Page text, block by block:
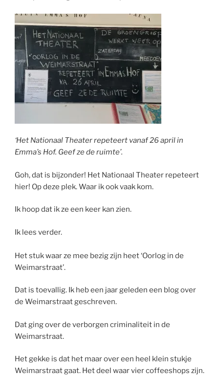
‘Het Nationaal Theater repeteert vanaf 26 april in
Emma’s Hof. Geef ze de ruimte’.
Goh, dat is bijzonder! Het Nationaal Theater repeteert
hier! Op deze plek. Waar ik ook vaak kom.
Ik hoop dat ik ze een keer kan zien.
Ik lees verder.
Het stuk waar ze mee bezig zijn heet ‘Oorlog in de
Weimarstraat’.
Dat is toevallig. Ik heb een jaar geleden een blog over
de Weimarstraat geschreven.
Dat ging over de verborgen criminaliteit in de
Weimarstraat.
Het gekke is dat het maar over een heel klein stukje
Weimarstraat gaat. Het deel waar vier coffeeshops zijn.